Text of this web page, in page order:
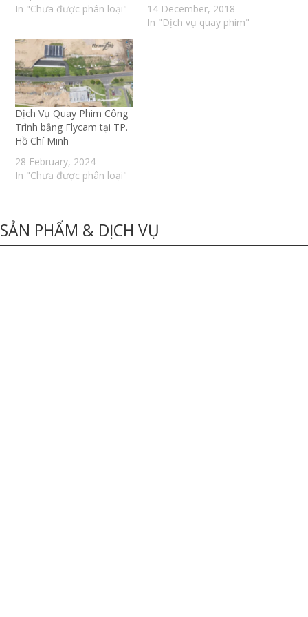
In "Chưa được phân loại"
14 December, 2018
In "Dịch vụ quay phim"
Dịch Vụ Quay Phim Công
Trình bằng Flycam tại TP.
Hồ Chí Minh
28 February, 2024
In "Chưa được phân loại"
SẢN PHẨM & DỊCH VỤ